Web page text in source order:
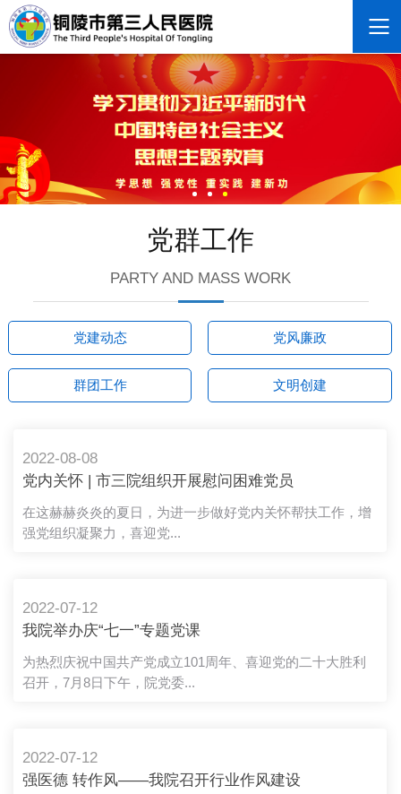
党群工作
PARTY AND MASS WORK
党建动态 党风廉政
群团工作 文明创建
2022-08-08
党内关怀 | 市三院组织开展慰问困难党员
活动
在这赫赫炎炎的夏日，为进一步做好党内关怀帮扶工作，增
强党组织凝聚力，喜迎党...
2022-07-12
我院举办庆“七一”专题党课
为热烈庆祝中国共产党成立101周年、喜迎党的二十大胜利
召开，7月8日下午，院党委...
2022-07-12
强医德 转作风——我院召开行业作风建设